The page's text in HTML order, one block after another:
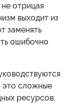
отрицая
выходит из
заменять
ошибочно
сложные
ресурсов;